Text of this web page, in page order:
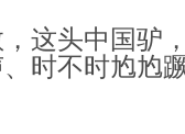
这头中国驴
时不时尥尥